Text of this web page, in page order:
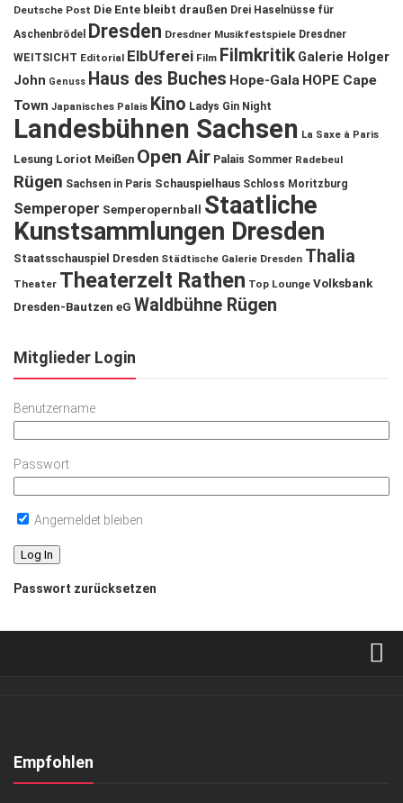
Deutsche Post Die Ente bleibt draußen Drei Haselnüsse für
Aschenbrödel
Dresden Dresdner Musikfestspiele Dresdner
WEITSICHT Editorial ElbUferei Film Filmkritik Galerie Holger
John Genuss Haus des Buches Hope-Gala HOPE Cape
Town Japanisches Palais Kino Ladys Gin Night
Landesbühnen Sachsen La Saxe à Paris
Lesung Loriot Meißen Open Air Palais Sommer Radebeul
Rügen Sachsen in Paris Schauspielhaus Schloss Moritzburg
Semperoper Semperopernball
Staatliche
Kunstsammlungen Dresden
Staatsschauspiel Dresden Städtische Galerie Dresden Thalia
Theater Theaterzelt Rathen Top Lounge Volksbank
Dresden-Bautzen eG Waldbühne Rügen
Mitglieder Login
Benutzername
Passwort
Angemeldet bleiben
Passwort zurücksetzen
Kontakt, Impressum
Empfohlen